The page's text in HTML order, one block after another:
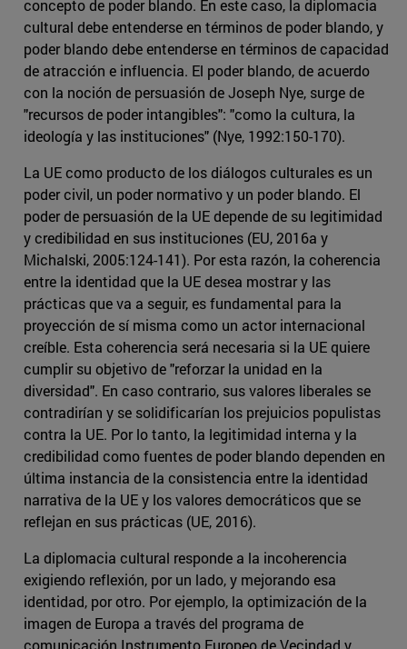
concepto de poder blando. En este caso, la diplomacia
cultural debe entenderse en términos de poder blando, y
poder blando debe entenderse en términos de capacidad
de atracción e influencia. El poder blando, de acuerdo
con la noción de persuasión de Joseph Nye, surge de
"recursos de poder intangibles": "como la cultura, la
ideología y las instituciones" (Nye, 1992:150-170).
La UE como producto de los diálogos culturales es un
poder civil, un poder normativo y un poder blando. El
poder de persuasión de la UE depende de su legitimidad
y credibilidad en sus instituciones (EU, 2016a y
Michalski, 2005:124-141). Por esta razón, la coherencia
entre la identidad que la UE desea mostrar y las
prácticas que va a seguir, es fundamental para la
proyección de sí misma como un actor internacional
creíble. Esta coherencia será necesaria si la UE quiere
cumplir su objetivo de "reforzar la unidad en la
diversidad". En caso contrario, sus valores liberales se
contradirían y se solidificarían los prejuicios populistas
contra la UE. Por lo tanto, la legitimidad interna y la
credibilidad como fuentes de poder blando dependen en
última instancia de la consistencia entre la identidad
narrativa de la UE y los valores democráticos que se
reflejan en sus prácticas (UE, 2016).
La diplomacia cultural responde a la incoherencia
exigiendo reflexión, por un lado, y mejorando esa
identidad, por otro. Por ejemplo, la optimización de la
imagen de Europa a través del programa de
comunicación Instrumento Europeo de Vecindad y